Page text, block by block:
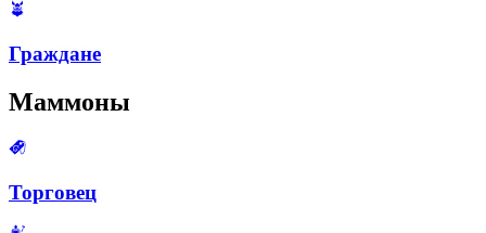
Граждане
Маммоны
Торговец